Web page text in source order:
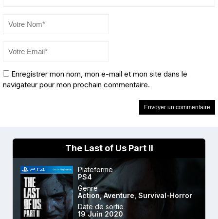
Enregistrer mon nom, mon e-mail et mon site dans le
navigateur pour mon prochain commentaire.
The Last of Us Part II
Plateforme
PS4
Genre
Action,Aventure Survival-Horror
Date de sortie
19 Juin 2020